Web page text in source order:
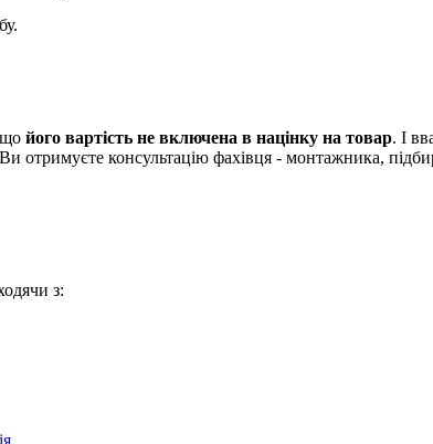
що його вартість не включена в націнку на товар. І
консультацію фахівця - монтажника,
з: